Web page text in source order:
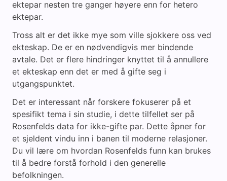
ektepar nesten tre ganger høyere enn for hetero
ektepar.
Tross alt er det ikke mye som ville sjokkere oss ved
ekteskap. De er en nødvendigvis mer bindende
avtale. Det er flere hindringer knyttet til å annullere
et ekteskap enn det er med å gifte seg i
utgangspunktet.
Det er interessant når forskere fokuserer på et
spesifikt tema i sin studie, i dette tilfellet ser på
Rosenfelds data for ikke-gifte par. Dette åpner for
et sjeldent vindu inn i banen til moderne relasjoner.
Du vil lære om hvordan Rosenfelds funn kan brukes
til å bedre forstå forhold i den generelle
befolkningen.